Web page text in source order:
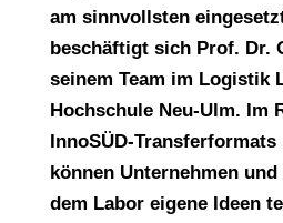
am sinnvollsten
beschäftigt sich Prof. Dr.
seinem Team im Logistik
Hochschule Neu-Ulm. Im
InnoSÜD-Transferformats
können Unternehmen
dem Labor eigene Ideen